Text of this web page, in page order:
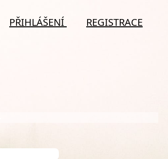
PŘIHLÁŠENÍ REGISTRACE